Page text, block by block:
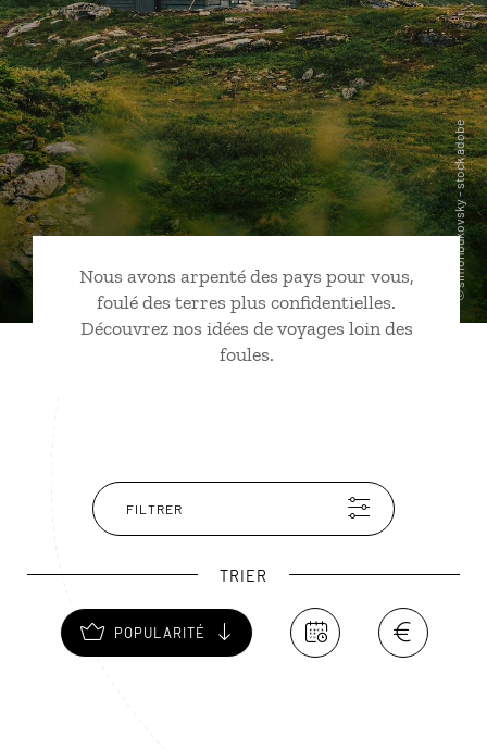
Nous avons arpenté des pays pour vous,
foulé des terres plus confidentielles.
Découvrez nos idées de voyages loin des
foules.
FILTRER
TRIER
POPULARITÉ